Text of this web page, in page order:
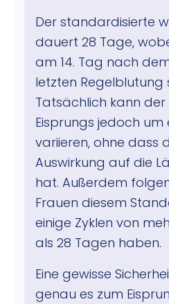
Der standardisierte
dauert 28 Tage,
am 14. Tag nach
letzten
Tatsächlich kann
Eisprungs jedoch um
variieren, ohne dass
Auswirkung auf die
hat. Außerdem
Frauen diesem
einige Zyklen von
als 28 Tagen haben.
Eine gewisse
genau es zum